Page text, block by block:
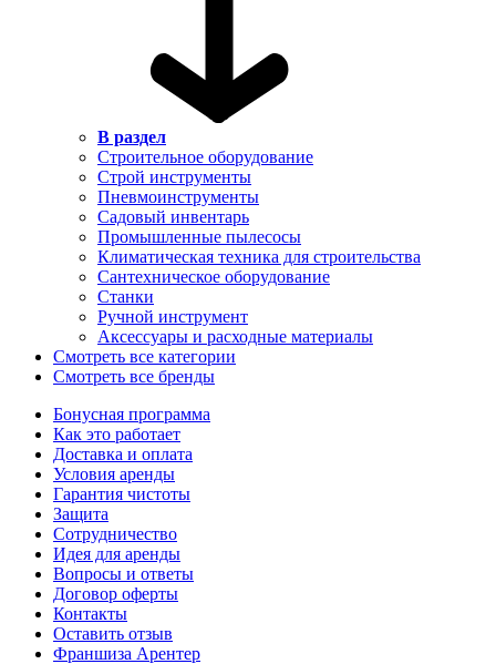
В раздел
Строительное оборудование
Строй инструменты
Пневмоинструменты
Садовый инвентарь
Промышленные пылесосы
Климатическая техника для строительства
Сантехническое оборудование
Станки
Ручной инструмент
Аксессуары и расходные материалы
Смотреть все категории
Смотреть все бренды
Бонусная программа
Как это работает
Доставка и оплата
Условия аренды
Гарантия чистоты
Защита
Сотрудничество
Идея для аренды
Вопросы и ответы
Договор оферты
Контакты
Оставить отзыв
Франшиза Арентер